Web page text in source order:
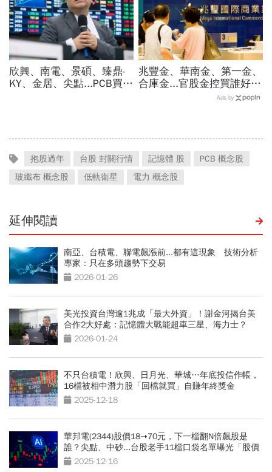
欣興、南電、景碩、臻鼎-
KY、金居、尖點...PCB買誰
兆豐金、華南金、第一金、
合庫金...官股金控買誰好？
達人點名這檔「價差填息雙
Ads by
抱股過年 台股 封關行情 記憶體 股
PCB 概念股
玻纖布 概念股
低軌衛星 電力 概念股
延伸閱讀
南亞、台積電、聯電飆漲前...都有這現象 技術分析
專家：只在多頭趨勢下交易
2026-01-26
美光投資台灣逾1兆成「最大外資」！謝金河揭台美
合作2大好處：記憶體大戰能超車三星、海力士？
2026-01-24
不只台積電！欣興、日月光、華城…年底投信作帳，
16檔被相中潛力股「回檔就買」自賺年終獎金
2025-12-18
華邦電(2344)股價18➝70元，下一檔翻N倍飆股是
誰？尖點、中砂...台股老手11檔口袋名單曝光「股價
越漲越便宜」
2025-12-16